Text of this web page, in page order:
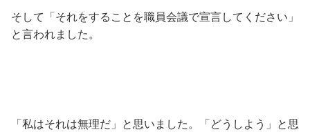
そして「それをすることを職員会議で宣言してください」
と言われました。
「私はそれは無理だ」と思いました。「どうしよう」と思